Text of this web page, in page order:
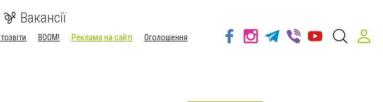
Вакансії
BOOM! Реклама на сайті
Оголошення